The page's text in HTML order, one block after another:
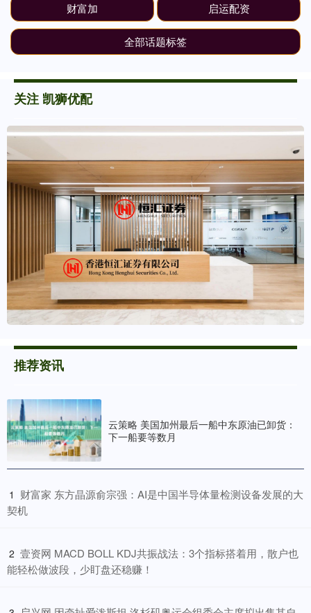
财富加 启运配资
全部话题标签
关注 凯狮优配
推荐资讯
云策略 美国加州最后一船中东原油已卸货：
下一船要等数月
1 ​财富家 东方晶源俞宗强：AI是中国半导体量检测设备发展的大
契机
2 ​壹资网 MACD BOLL KDJ共振战法：3个指标搭着用，散户也
能轻松做波段，少盯盘还稳赚！